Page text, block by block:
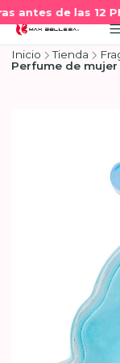
antes de las 12
Inicio Tienda
Perfume de mujer